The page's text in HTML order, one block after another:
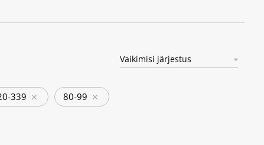
339 80-99